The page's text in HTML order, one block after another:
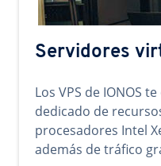
Servidores
Los VPS de IONOS
dedicado de
procesadores Intel
además de tráfico